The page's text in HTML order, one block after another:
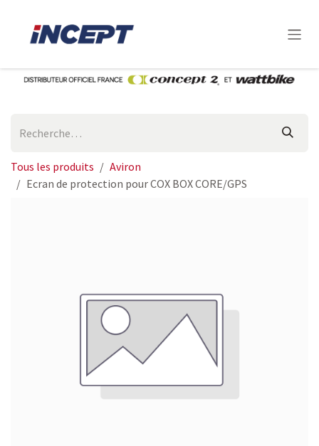
Tous les produits
Aviron
Ecran de protection pour COX BOX CORE/GPS